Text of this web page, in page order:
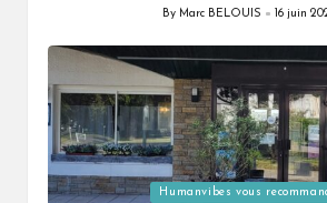
Posted
By Marc BELOUIS 16 juin
Posted
Humanvibes vous